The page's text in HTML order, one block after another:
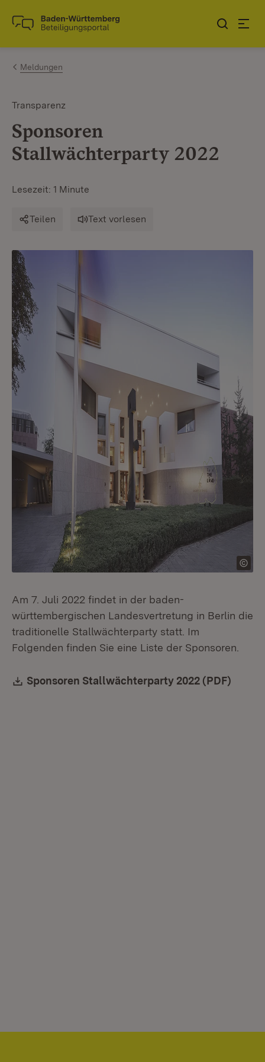
Zum Inhalt springen
Link zur Startseite
Meldungen
Transparenz
Sponsoren
Stallwächterparty 2022
Lesezeit: 1 Minute
Teilen Text vorlesen
Am 7. Juli 2022 findet in der baden-
württembergischen Landesvertretung in Berlin die
traditionelle Stallwächterparty statt. Im
Folgenden finden Sie eine Liste der Sponsoren.
Download:
Sponsoren Stallwächterparty 2022 (PDF)